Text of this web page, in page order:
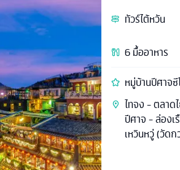
ทัวร์ไต้หวัน
6มื้ออาหาร
หมู่บ้านปีศาจ
ไทจง - ตลาด
ปีศาจ - ล่องเ
เหวินหวู่ (วัดก